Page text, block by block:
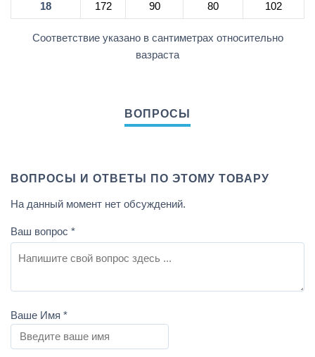
18 172 90 80 102
Соответствие указано в сантиметрах относительно
вазраста
ВОПРОСЫ И ОТВЕТЫ ПО ЭТОМУ ТОВАРУ
На данный момент нет обсуждений.
Ваш вопрос *
Ваше Имя *